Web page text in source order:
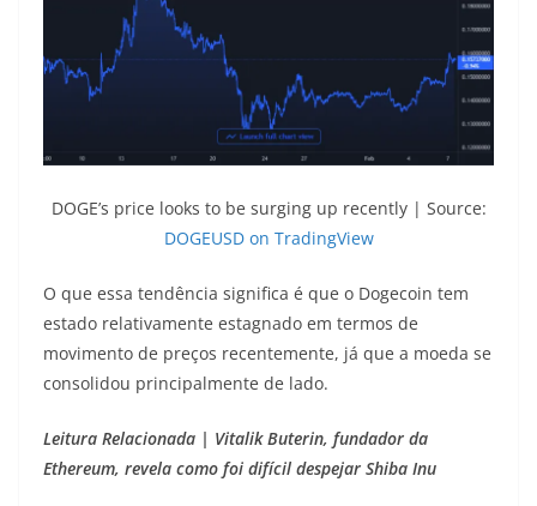
DOGE’s price looks to be surging up recently | Source:
DOGEUSD on TradingView
O que essa tendência significa é que o Dogecoin tem
estado relativamente estagnado em termos de
movimento de preços recentemente, já que a moeda se
consolidou principalmente de lado.
Leitura Relacionada | Vitalik Buterin, fundador da
Ethereum, revela como foi difícil despejar Shiba Inu